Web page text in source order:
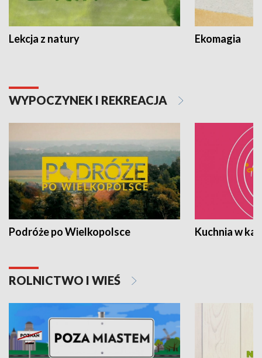
Lekcja z natury Ekomagia
WYPOCZYNEK I REKREACJA
Podróże po Wielkopolsce Kuchnia w
ROLNICTWO I WIEŚ